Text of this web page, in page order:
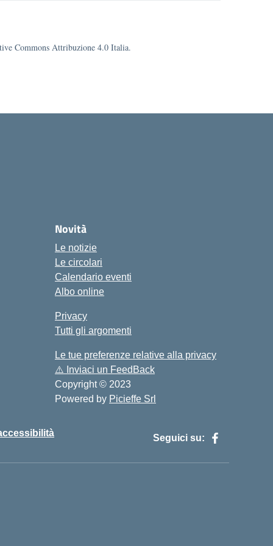
Commons Attribuzione 4.0 Italia.
Novità
Le notizie
Le circolari
Calendario eventi
Albo online
Privacy
Tutti gli argomenti
Le tue preferenze relative alla privacy
⚠️ Inviaci un FeedBack
Copyright © 2023
Powered by Picieffe Srl
Seguici su: